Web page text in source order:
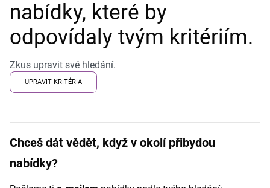
nabídky, které by
odpovídaly tvým kritériím.
Zkus upravit své hledání.
UPRAVIT KRITÉRIA
Chceš dát vědět, když v okolí přibydou
nabídky?